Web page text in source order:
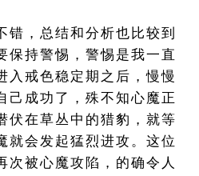
错，总结和分析也比较到
保持警惕，警惕是我一直
入戒色稳定期之后，慢慢
己成功了，殊不知心魔正
伏在草丛中的猎豹，就等
就会发起猛烈进攻。这位
次被心魔攻陷，的确令人